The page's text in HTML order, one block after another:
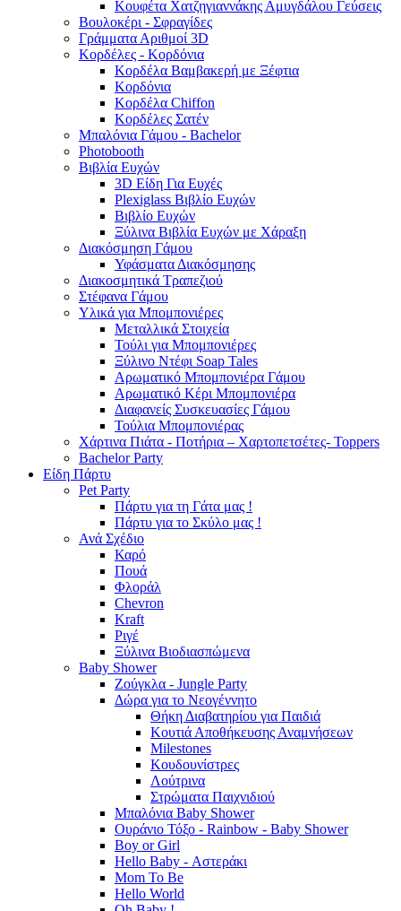
Κουφέτα Χατζηγιαννάκης Αμυγδάλου Γεύσεις
Βουλοκέρι - Σφραγίδες
Γράμματα Αριθμοί 3D
Κορδέλες - Κορδόνια
Κορδέλα Βαμβακερή με Ξέφτια
Κορδόνια
Κορδέλα Chiffon
Κορδέλες Σατέν
Μπαλόνια Γάμου - Bachelor
Photobooth
Βιβλία Ευχών
3D Είδη Για Ευχές
Plexiglass Βιβλίο Ευχών
Βιβλίο Ευχών
Ξύλινα Βιβλία Ευχών με Χάραξη
Διακόσμηση Γάμου
Υφάσματα Διακόσμησης
Διακοσμητικά Τραπεζιού
Στέφανα Γάμου
Υλικά για Μπομπονιέρες
Μεταλλικά Στοιχεία
Τούλι για Μπομπονιέρες
Ξύλινο Ντέφι Soap Tales
Αρωματικό Μπομπονιέρα Γάμου
Αρωματικό Κέρι Μπομπονιέρα
Διαφανείς Συσκευασίες Γάμου
Τούλια Μπομπονιέρας
Χάρτινα Πιάτα - Ποτήρια – Χαρτοπετσέτες- Toppers
Bachelor Party
Είδη Πάρτυ
Pet Party
Πάρτυ για τη Γάτα μας !
Πάρτυ για το Σκύλο μας !
Ανά Σχέδιο
Καρό
Πουά
Φλοράλ
Chevron
Kraft
Ριγέ
Ξύλινα Βιοδιασπώμενα
Baby Shower
Ζούγκλα - Jungle Party
Δώρα για το Νεογέννητο
Θήκη Διαβατηρίου για Παιδιά
Κουτιά Αποθήκευσης Αναμνήσεων
Milestones
Κουδουνίστρες
Λούτρινα
Στρώματα Παιχνιδιού
Μπαλόνια Baby Shower
Ουράνιο Τόξο - Rainbow - Baby Shower
Boy or Girl
Hello Baby - Αστεράκι
Mom To Be
Hello World